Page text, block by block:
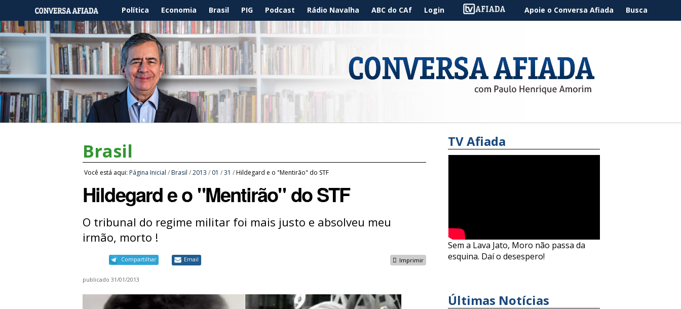
Política Economia Brasil PIG Podcast Rádio Navalha ABC do CAf Login Apoie o Conversa Afiada Busca
Brasil
Você está aqui: Página Inicial / Brasil /2013 / 01 /31 /Hildegard e o "Mentirão" do STF
Hildegard e o "Mentirão" do STF
O tribunal do regime militar foi mais justo e absolveu meu
irmão, morto !
Compartilhar Email Imprimir
publicado 31/01/2013
TV Afiada
Sem a Lava Jato, Moro não passa da
esquina. Daí o desespero!
Últimas Notícias